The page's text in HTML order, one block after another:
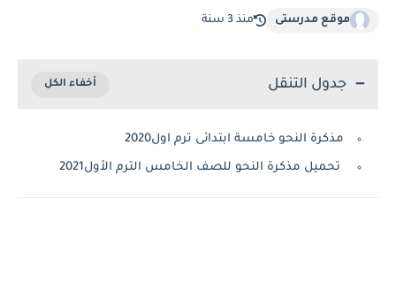
موقع مدرستى منذ 3 سنة
جدول التنقل
مذكرة النحو خامسة ابتدائى ترم اول2020
تحميل مذكرة النحو للصف الخامس الترم الأول2021